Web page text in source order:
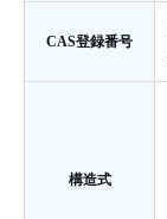
CAS登録番号
構造式